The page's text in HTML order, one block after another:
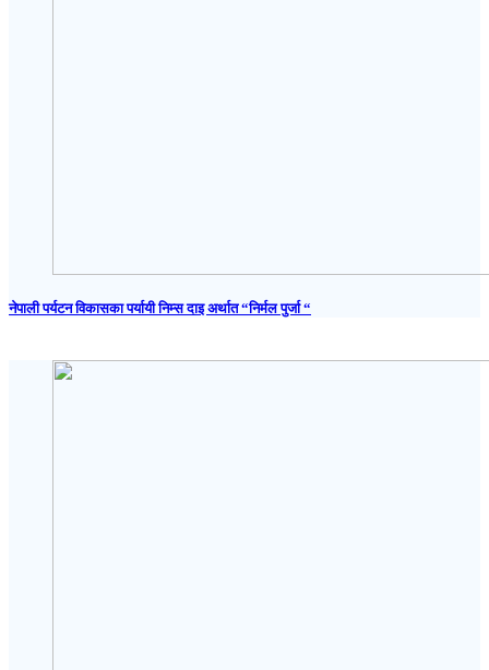
नेपाली पर्यटन विकासका पर्यायी निम्स दाइ अर्थात “निर्मल पुर्जा “